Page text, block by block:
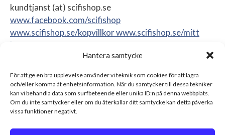
Hantera samtycke
För att ge en bra upplevelse använder vi teknik som cookies för att lagra
och/eller komma åt enhetsinformation. När du samtycker till dessa tekniker
kan vi behandla data som surfbeteende eller unika ID:n på denna webbplats.
Om du inte samtycker eller om du återkallar ditt samtycke kan detta påverka
vissa funktioner negativt.
kundtjanst (at) scifishop.se
www.facebook.com/scifishop
www.scifishop.se/kopvillkorwww.scifishop.se/mitt
konto
17562 Järfälla
Sweden